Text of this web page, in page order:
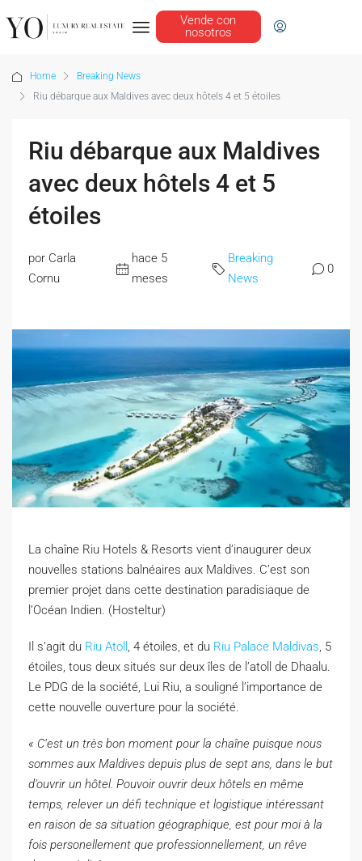
Vende con
nosotros
Home
Breaking News
Riu débarque aux Maldives avec deux hôtels 4 et 5 étoiles
Riu débarque aux Maldives
avec deux hôtels 4 et 5
étoiles
por Carla
Cornu
hace 5
meses
Breaking
News
0
La chaîne Riu Hotels & Resorts vient d’inaugurer deux
nouvelles stations balnéaires aux Maldives. C’est son
premier projet dans cette destination paradisiaque de
l’Océan Indien. (Hosteltur)
I l s’agit du Riu Atoll , 4 étoiles, et du Riu Palace Maldivas, 5
étoiles, tous deux situés sur deux îles de l’atoll de Dhaalu.
Le PDG de la société, Lui Riu, a souligné l’importance de
cette nouvelle ouverture pour la société.
« C’est un très bon moment pour la chaîne puisque nous
sommes aux Maldives depuis plus de sept ans, dans le but
d’ouvrir un hôtel. Pouvoir ouvrir deux hôtels en même
temps, relever un défi technique et logistique intéressant
en raison de sa situation géographique, est pour moi à la
fois personellement que professionnellement, un rêve